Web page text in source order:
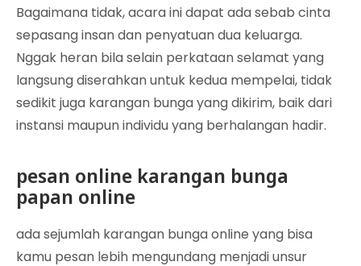
Bagaimana tidak, acara ini dapat ada sebab cinta
sepasang insan dan penyatuan dua keluarga.
Nggak heran bila selain perkataan selamat yang
langsung diserahkan untuk kedua mempelai, tidak
sedikit juga karangan bunga yang dikirim, baik dari
instansi maupun individu yang berhalangan hadir.
pesan online karangan bunga
papan online
ada sejumlah karangan bunga online yang bisa
kamu pesan lebih mengundang menjadi unsur